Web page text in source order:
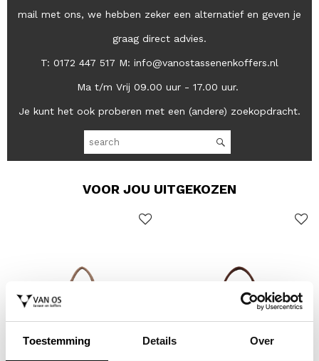
Toestemming Details Over
mail met ons, we hebben zeker een alternatief en geven je
graag direct advies.
T: 0172 447 517 M: info@vanostassenenkoffers.nl
Ma t/m Vrij 09.00 uur - 17.00 uur.
Je kunt het ook proberen met een (andere) zoekopdracht.
VOOR JOU UITGEKOZEN